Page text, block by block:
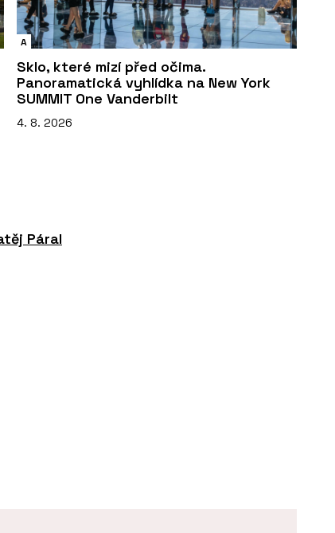
A
Sklo, které mizí před očima.
Panoramatická vyhlídka na New York
SUMMIT One Vanderbilt
4. 8. 2026
Páral